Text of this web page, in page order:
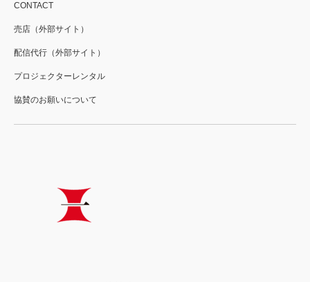
CONTACT
売店（外部サイト）
配信代行（外部サイト）
プロジェクターレンタル
協賛のお願いについて